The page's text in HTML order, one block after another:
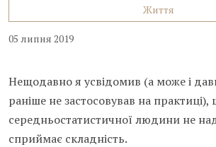
Життя
05 липня 2019
Нещодавно я усвідомив (а може і
раніше не застосовував на
середньостатистичної людини не
сприймає складність.